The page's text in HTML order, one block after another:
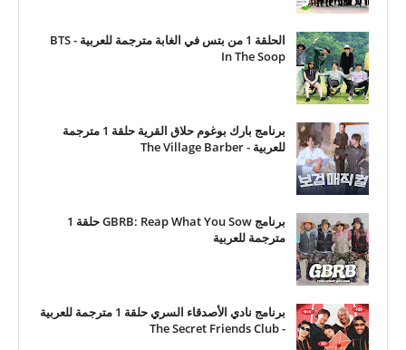
الحلقة 1 من بتس في الغابة مترجمة للعربية - BTS
In The Soop
برنامج بارك بوغوم حلاق القرية حلقة 1 مترجمة
للعربية - The Village Barber
برنامج GBRB: Reap What You Sow حلقة 1
مترجمة للعربية
برنامج نادي الأصدقاء السري حلقة 1 مترجمة للعربية
- The Secret Friends Club